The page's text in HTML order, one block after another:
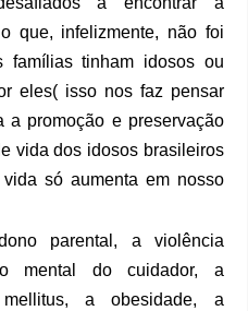
que, infelizmente, não foi
famílias tinham idosos ou
eles( isso nos faz pensar
a promoção e preservação
vida dos idosos brasileiros
só aumenta em nosso
parental, a violência
mental do cuidador, a
a obesidade, a